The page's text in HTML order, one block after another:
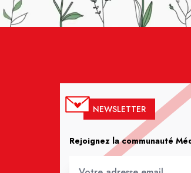
NEWSLETTER
Rejoignez la communauté